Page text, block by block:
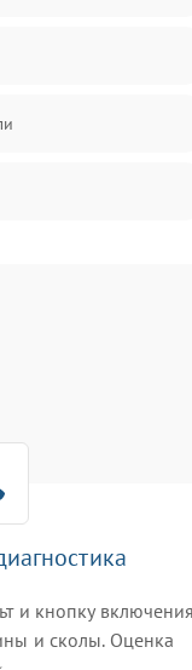
и кнопку
и сколы. Оценка